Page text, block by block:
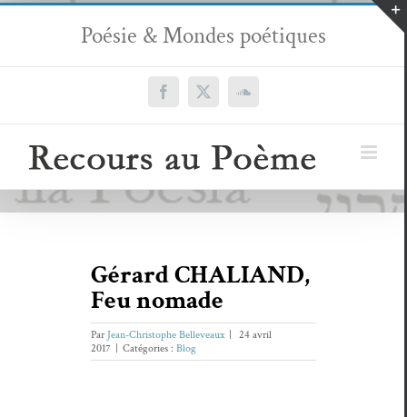
Passer
contenu
Poésie & Mondes poétiques
Facebook
X SoundCloud
Gérard CHALIAND,
Feu nomade
Par Jean-Christophe Belleveaux
24 avril
2017
Catégories : Blog